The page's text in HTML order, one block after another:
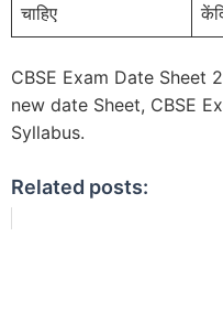
चाहिए
CBSE Exam Date Sheet
new date Sheet, CBSE
Syllabus.
Related posts: